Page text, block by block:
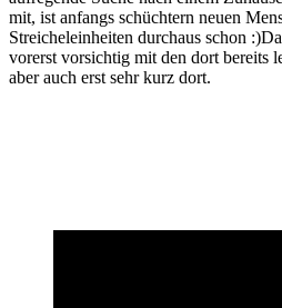
mit, ist anfangs schüchtern neuen
Streicheleinheiten durchaus schon
vorerst vorsichtig mit den dort bereits
aber auch erst sehr kurz dort.